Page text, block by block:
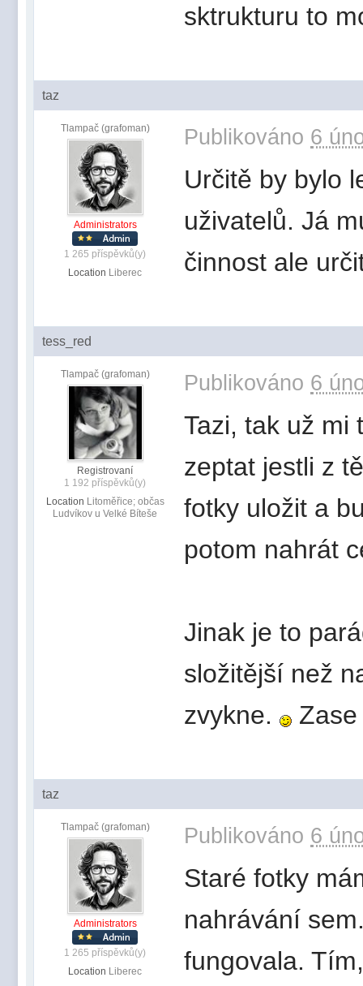
sktrukturu to
taz
Tlampač (grafoman)
Administrators
1 265 příspěvků(y)
Location Liberec
Publikováno 6
Určitě by bylo
uživatelů. Já
činnost ale
tess_red
Tlampač (grafoman)
Registrovaní
1 192 příspěvků(y)
Location Litoměřice; občas
Ludvíkov u Velké Bíteše
Publikováno 6
Tazi, tak už mi
zeptat jestli z
fotky uložit a
potom nahrát
Jinak je to
složitější než
zvykne.
taz
Tlampač (grafoman)
Administrators
1 265 příspěvků(y)
Location Liberec
Publikováno 6
Staré fotky
nahrávání
fungovala.